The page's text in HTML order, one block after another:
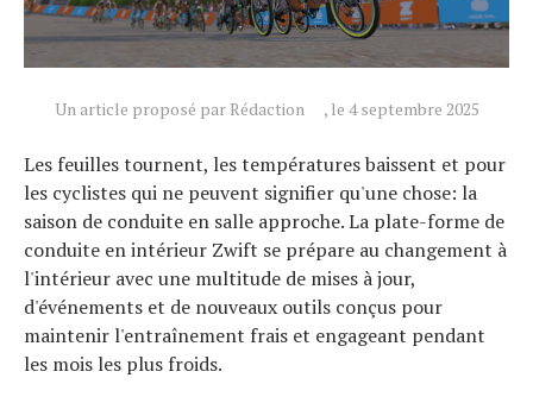
Un article proposé par Rédaction , le 4 septembre 2025
Les feuilles tournent, les températures baissent et pour
les cyclistes qui ne peuvent signifier qu'une chose: la
saison de conduite en salle approche. La plate-forme de
conduite en intérieur Zwift se prépare au changement à
l'intérieur avec une multitude de mises à jour,
d'événements et de nouveaux outils conçus pour
maintenir l'entraînement frais et engageant pendant
les mois les plus froids.